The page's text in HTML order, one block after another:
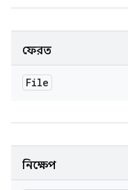
ফেরত
File
নিক্ষেপ